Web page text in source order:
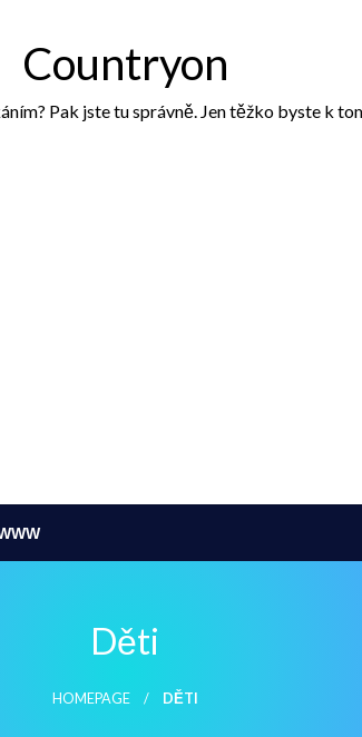
Countryon
Pak jste tu správně. Jen těžko byste k
Děti
HOMEPAGE DĚTI